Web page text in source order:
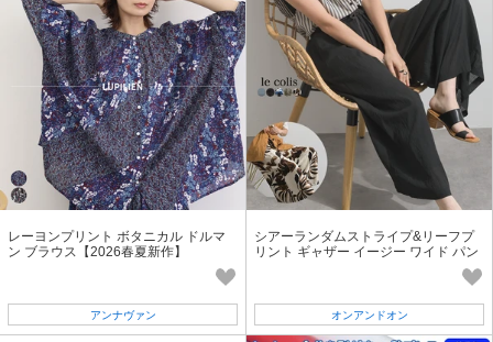
レーヨンプリント ボタニカル ドルマ
ン ブラウス【2026春夏新作】
アンナヴァン
シアーランダムストライプ&リーフプ
リント ギャザー イージー ワイド パン
オンアンドオン